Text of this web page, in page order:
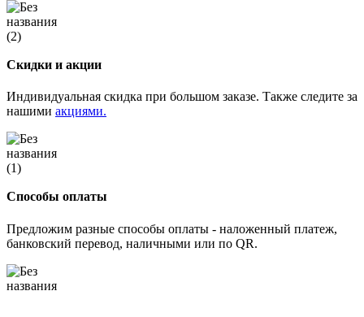
Скидки и акции
Индивидуальная скидка при большом заказе. Также следите за
нашими акциями.
Способы оплаты
Предложим разные способы оплаты - наложенный платеж,
банковский перевод, наличными или по QR.